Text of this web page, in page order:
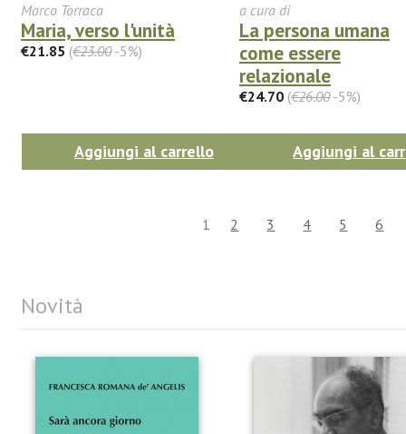
Marco Torraca
Maria, verso l'unità
€21.85 (€23.00-5%)
Aggiungi al carrello
a cura di
La persona umana
come essere
relazionale
€24.70 (€26.00-5%)
Aggiungi al
1 2 3 4 5 6
Novità